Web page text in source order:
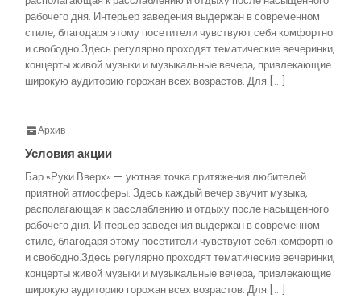
рабочего дня. Интерьер заведения выдержан в современном
стиле, благодаря этому посетители чувствуют себя комфортно
и свободно.Здесь регулярно проходят тематические вечеринки,
концерты живой музыки и музыкальные вечера, привлекающие
широкую аудиторию горожан всех возрастов. Для […]
Архив
Условия акции
Бар «Руки Вверх» — уютная точка притяжения любителей
приятной атмосферы. Здесь каждый вечер звучит музыка,
располагающая к расслаблению и отдыху после насыщенного
рабочего дня. Интерьер заведения выдержан в современном
стиле, благодаря этому посетители чувствуют себя комфортно
и свободно.Здесь регулярно проходят тематические вечеринки,
концерты живой музыки и музыкальные вечера, привлекающие
широкую аудиторию горожан всех возрастов. Для […]